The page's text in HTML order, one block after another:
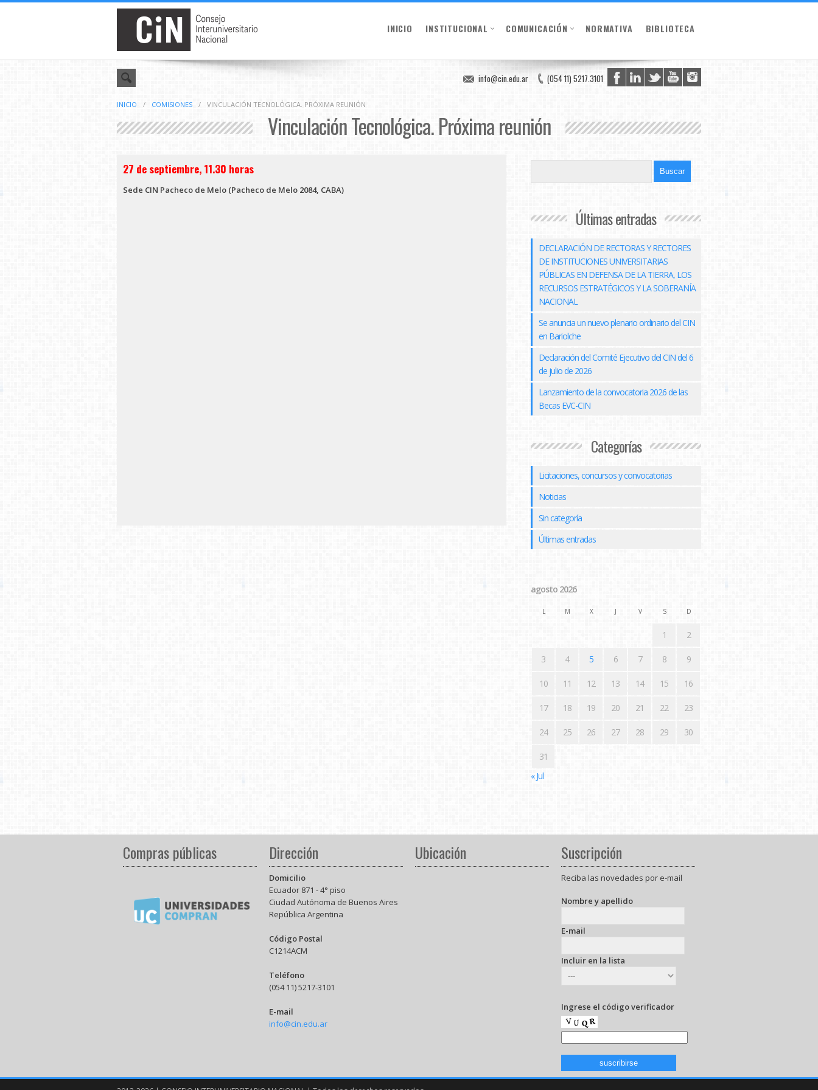
INICIO INSTITUCIONAL COMUNICACIÓN NORMATIVA BIBLIOTECA
(054 11) 5217.3101
info@cin.edu.ar
INICIO / COMISIONES / VINCULACIÓN TECNOLÓGICA. PRÓXIMA REUNIÓN
Vinculación Tecnológica. Próxima reunión
27 de septiembre, 11.30 horas
Sede CIN Pacheco de Melo (Pacheco de Melo 2084, CABA)
Últimas entradas
DECLARACIÓN DE RECTORAS Y RECTORES
DE INSTITUCIONES UNIVERSITARIAS
PÚBLICAS EN DEFENSA DE LA TIERRA, LOS
RECURSOS ESTRATÉGICOS Y LA SOBERANÍA
NACIONAL
Se anuncia un nuevo plenario ordinario del CIN
en Bariolche
Declaración del Comité Ejecutivo del CIN del 6
de julio de 2026
Lanzamiento de la convocatoria 2026 de las
Becas EVC-CIN
Categorías
Licitaciones, concursos y convocatorias
Noticias
Sin categoría
Últimas entradas
agosto 2026
L M X J V S D
1 2
3 4 5 6 7 8 9
10 11 12 13 14 15 16
17 18 19 20 21 22 23
24 25 26 27 28 29 30
31
« Jul
Compras públicas Dirección
Domicilio
Ecuador 871 - 4° piso
Ciudad Autónoma de Buenos Aires
República Argentina
Código Postal
C1214ACM
Teléfono
(054 11) 5217-3101
E-mail
info@cin.edu.ar
Ubicación Suscripción
Reciba las novedades por e-mail
Nombre y apellido
E-mail
Incluir en la lista
Ingrese el código verificador